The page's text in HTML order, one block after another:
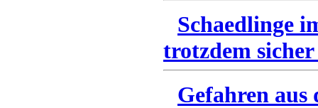
Schaedlinge
trotzdem
Gefahren